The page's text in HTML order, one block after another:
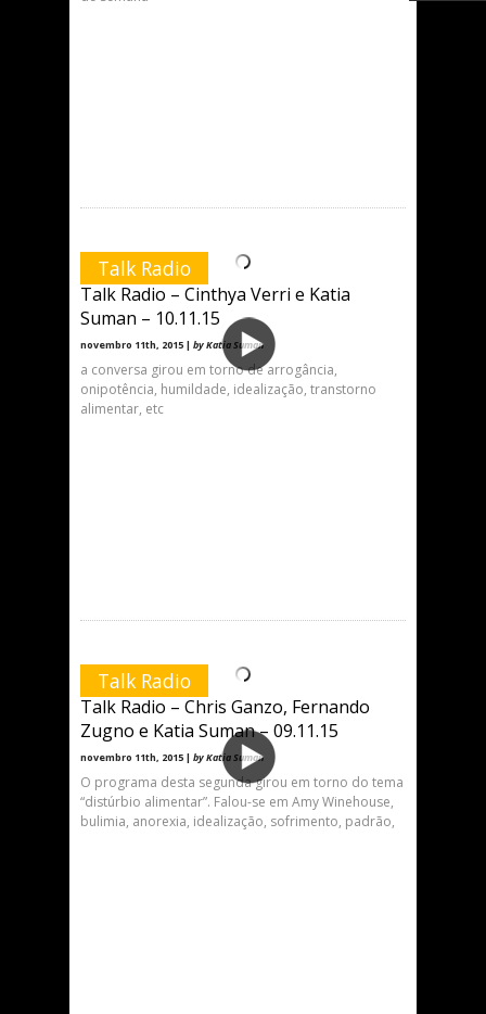
Talk Radio
Talk Radio – Cinthya Verri e Katia
Suman – 10.11.15
novembro 11th, 2015 | by Katia Suman
a conversa girou em torno de arrogância,
onipotência, humildade, idealização, transtorno
alimentar, etc
Talk Radio
Talk Radio – Chris Ganzo, Fernando
Zugno e Katia Suman – 09.11.15
novembro 11th, 2015 | by Katia Suman
O programa desta segunda girou em torno do tema
“distúrbio alimentar”. Falou-se em Amy Winehouse,
bulimia, anorexia, idealização, sofrimento, padrão,